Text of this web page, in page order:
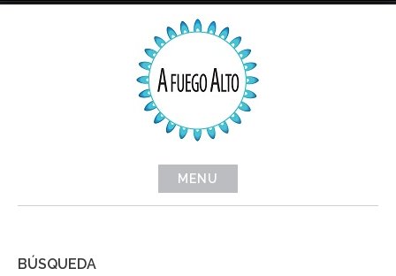
MENU
BÚSQUEDA